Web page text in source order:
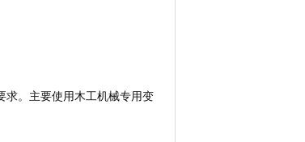
求。主要使用木工机械专用变